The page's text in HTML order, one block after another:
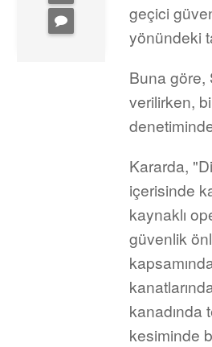
geçici
yönündeki
Buna göre,
verilirken,
Kararda,
içerisinde
kaynaklı
güvenlik
kanadında
kesiminde